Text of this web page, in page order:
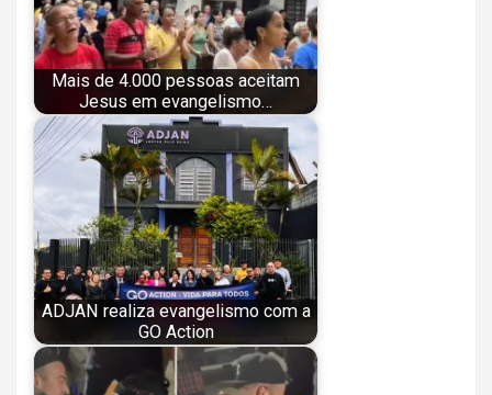
Mais de 4.000 pessoas aceitam
Jesus em evangelismo…
ADJAN realiza evangelismo com a
GO Action